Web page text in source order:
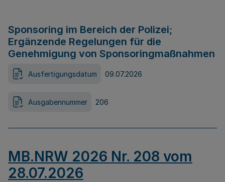
Sponsoring im Bereich der Polizei;
Ergänzende Regelungen für die
Genehmigung von Sponsoringmaßnahmen
Ausfertigungsdatum 09.07.2026
Ausgabennummer 206
MB.NRW 2026 Nr. 208 vom
28.07.2026